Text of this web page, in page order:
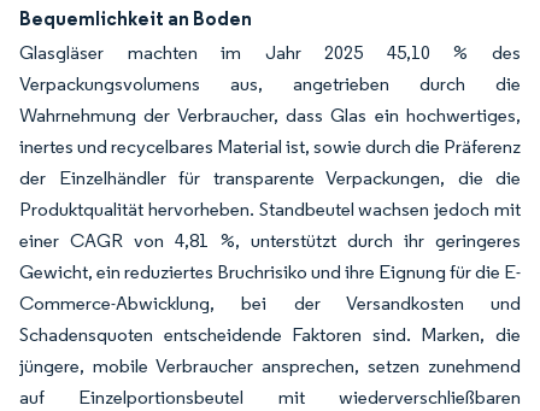
Bequemlichkeit an Boden
Glasgläser machten im Jahr 2025 45,10 % des
Verpackungsvolumens aus, angetrieben durch die
Wahrnehmung der Verbraucher, dass Glas ein hochwertiges,
inertes und recycelbares Material ist, sowie durch die Präferenz
der Einzelhändler für transparente Verpackungen, die die
Produktqualität hervorheben. Standbeutel wachsen jedoch mit
einer CAGR von 4,81 %, unterstützt durch ihr geringeres
Gewicht, ein reduziertes Bruchrisiko und ihre Eignung für die E-
Commerce-Abwicklung, bei der Versandkosten und
Schadensquoten entscheidende Faktoren sind. Marken, die
jüngere, mobile Verbraucher ansprechen, setzen zunehmend
auf Einzelportionsbeutel mit wiederverschließbaren